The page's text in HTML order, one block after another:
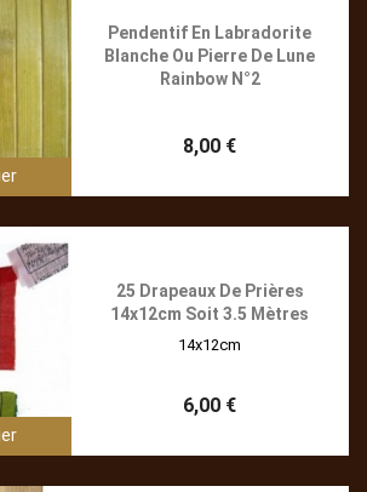
Pendentif En Labradorite
Blanche Ou Pierre De Lune
Rainbow N°2
8,00 €
25 Drapeaux De Prières
14x12cm Soit 3.5 Mètres
14x12cm
6,00 €